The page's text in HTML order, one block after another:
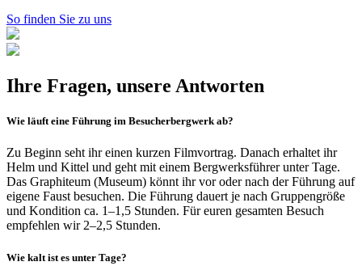
So finden Sie zu uns
Ihre Fragen, unsere Antworten
Wie läuft eine Führung im Besucherbergwerk ab?
Zu Beginn seht ihr einen kurzen Filmvortrag. Danach erhaltet ihr
Helm und Kittel und geht mit einem Bergwerksführer unter Tage.
Das Graphiteum (Museum) könnt ihr vor oder nach der Führung auf
eigene Faust besuchen. Die Führung dauert je nach Gruppengröße
und Kondition ca. 1–1,5 Stunden. Für euren gesamten Besuch
empfehlen wir 2–2,5 Stunden.
Wie kalt ist es unter Tage?